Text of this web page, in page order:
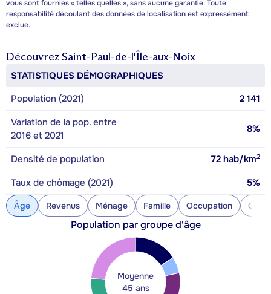
vous sont fournies « telles quelles », sans aucune garantie. Toute
responsabilité découlant des données de localisation est expressément
exclue.
Découvrez Saint-Paul-de-l'Île-aux-Noix
STATISTIQUES DÉMOGRAPHIQUES
Population (2021)
2 141
Variation de la pop. entre
2016 et 2021
8%
Densité de population 72 hab/km2
Taux de chômage (2021) 5%
Âge Revenus Ménage Famille Occupation
Population par groupe d'âge
Moyenne
45 ans